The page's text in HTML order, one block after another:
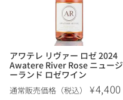
アワテレ リヴァー ロゼ 2024
Awatere River Rose ニュージ
ーランド ロゼワイン
通常販売価格（税込） ¥4,400